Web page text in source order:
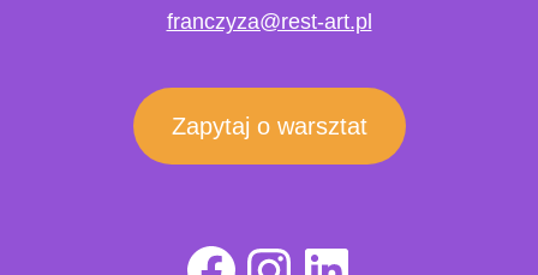
franczyza@rest-art.pl
Zapytaj o warsztat